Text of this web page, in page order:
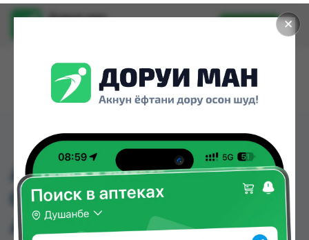
✕
Доруи ман
Установить
АМПИЦИЛЛИН
СУЛЬБАКТАМ 1,5Г ФЛ
АНГЛИЯ